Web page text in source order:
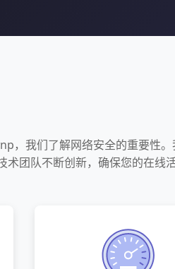
，我们了解网络安全的重要性
术团队不断创新，确保您的在线